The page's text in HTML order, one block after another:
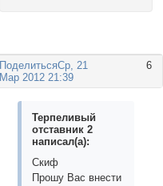
Поделиться 6
Ср, 21
Мар 2012 21:39
Терпеливый
отставник 2
написал(а):
Скиф
Прошу Вас внести